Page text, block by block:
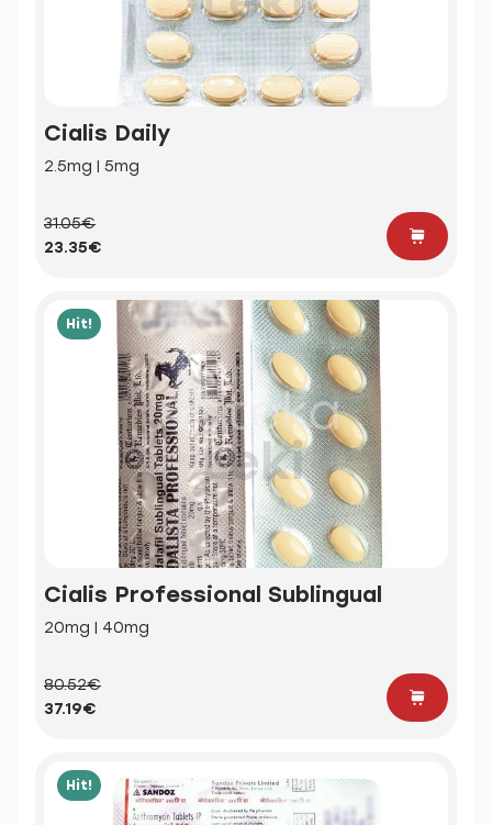
Cialis Daily
2.5mg | 5mg
31.05€
23.35€
Hit!
Cialis Professional Sublingual
20mg | 40mg
80.52€
37.19€
Hit!